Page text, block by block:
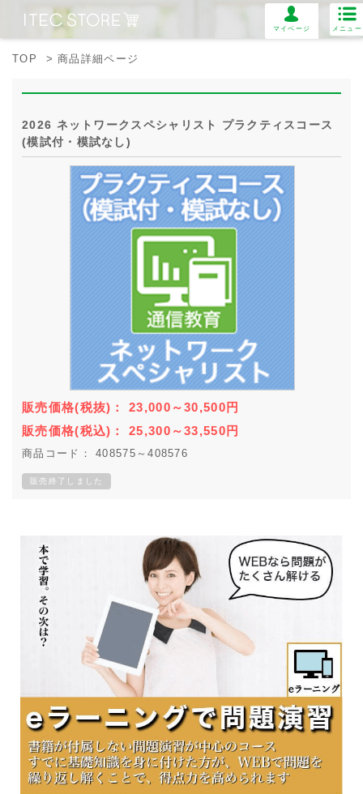
マイページ メニュー
TOP > 商品詳細ページ
2026 ネットワークスペシャリスト プラクティスコース
(模試付・模試なし)
販売価格(税抜) ： 23,000～30,500 円
販売価格(税込) ： 25,300～33,550 円
商品コード： 408575～408576
販売終了しました